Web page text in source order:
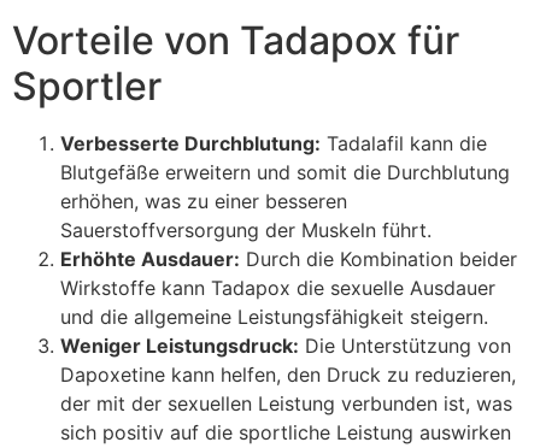
Vorteile von Tadapox für
Sportler
Verbesserte Durchblutung: Tadalafil kann die
Blutgefäße erweitern und somit die Durchblutung
erhöhen, was zu einer besseren
Sauerstoffversorgung der Muskeln führt.
Erhöhte Ausdauer: Durch die Kombination beider
Wirkstoffe kann Tadapox die sexuelle Ausdauer
und die allgemeine Leistungsfähigkeit steigern.
Weniger Leistungsdruck: Die Unterstützung von
Dapoxetine kann helfen, den Druck zu reduzieren,
der mit der sexuellen Leistung verbunden ist, was
sich positiv auf die sportliche Leistung auswirken